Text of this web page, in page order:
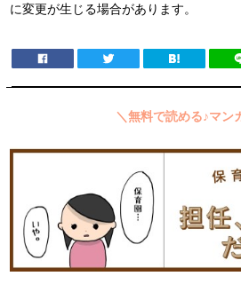
に変更が生じる場合があります。
＼無料で読める♪マン